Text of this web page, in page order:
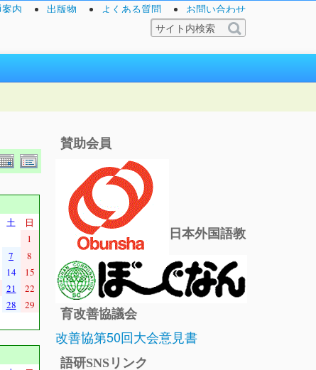
内 出版物 よくある質問 お問い合わせ
土
日
1
7
8
14
15
21
22
28
29
賛助会員
日本外国語教
育改善協議会
改善協第50回大会意見書
語研SNSリンク